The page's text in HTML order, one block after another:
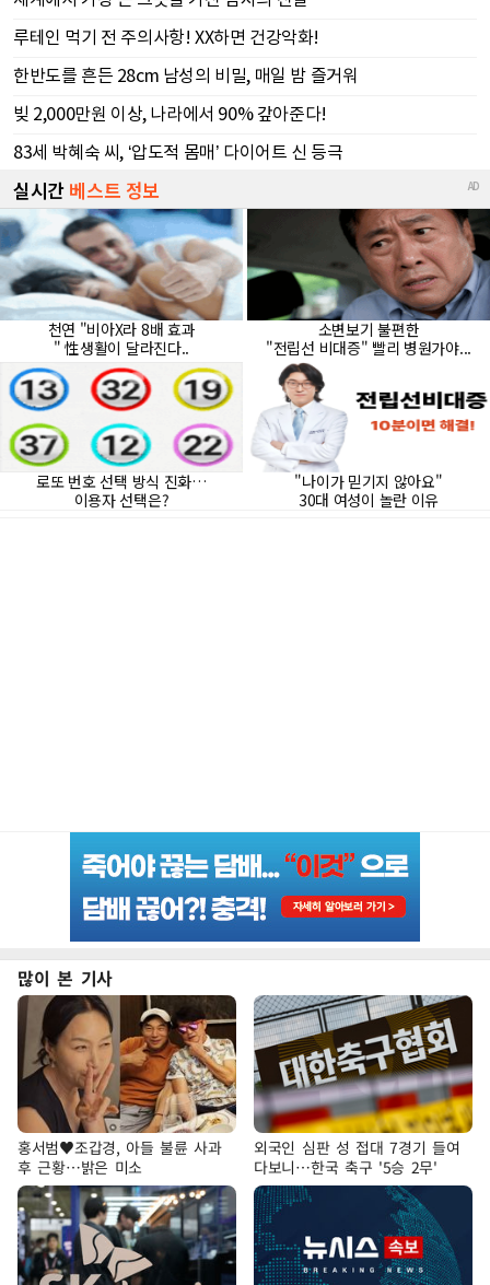
많이 본 기사
홍서범♥조갑경, 아들 불륜 사과
후 근황…밝은 미소
외국인 심판 성 접대 7경기 들여
다보니…한국 축구 '5승 2무'